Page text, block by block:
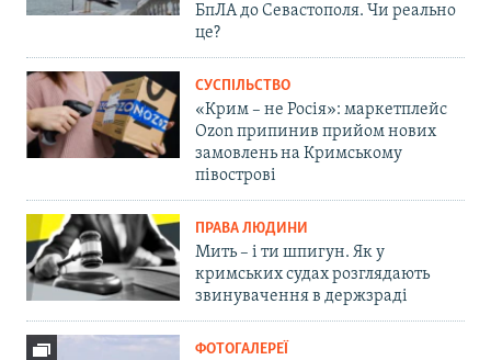
БпЛА до Севастополя. Чи реально
це?
СУСПІЛЬСТВО
«Крим – не Росія»: маркетплейс
Ozon припинив прийом нових
замовлень на Кримському
півострові
ПРАВА ЛЮДИНИ
Мить – і ти шпигун. Як у
кримських судах розглядають
звинувачення в держзраді
ФОТОГАЛЕРЕЇ